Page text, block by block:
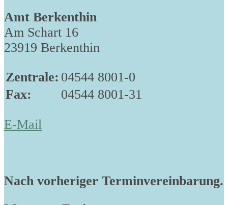
Amt Berkenthin
Am Schart 16
23919 Berkenthin
Zentrale: 04544 8001-0
Fax:
04544 8001-31
E-Mail
Nach vorheriger Terminvereinbarung.